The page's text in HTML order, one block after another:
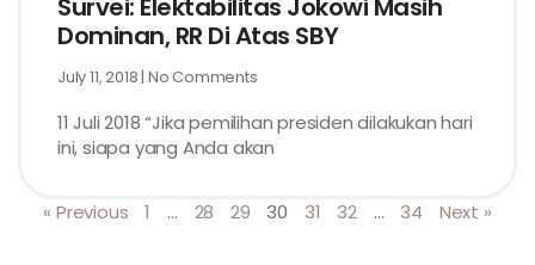
Survei: Elektabilitas Jokowi Masih
Dominan, RR Di Atas SBY
July 11, 2018 No Comments
11 Juli 2018 “Jika pemilihan presiden dilakukan hari
ini, siapa yang Anda akan
« Previous 1 … 28 29 30 31 32 … 34 Next »